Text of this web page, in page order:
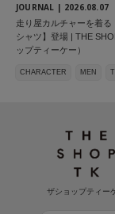
JOURNAL | 2026.08.07
走り屋カルチャーを着
シャツ】登場 | THE
ップティーケー）
CHARACTER MEN
ザショップティー